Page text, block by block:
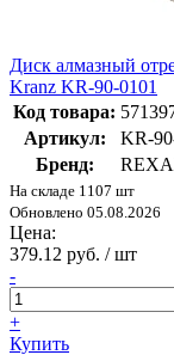
Диск алмазный
Kranz KR-90-0101
Код товара:
Артикул:
KR-
Бренд:
На складе 1107 шт
Обновлено 05.08.2026
Цена:
379.12 руб. / шт
-
+
Купить